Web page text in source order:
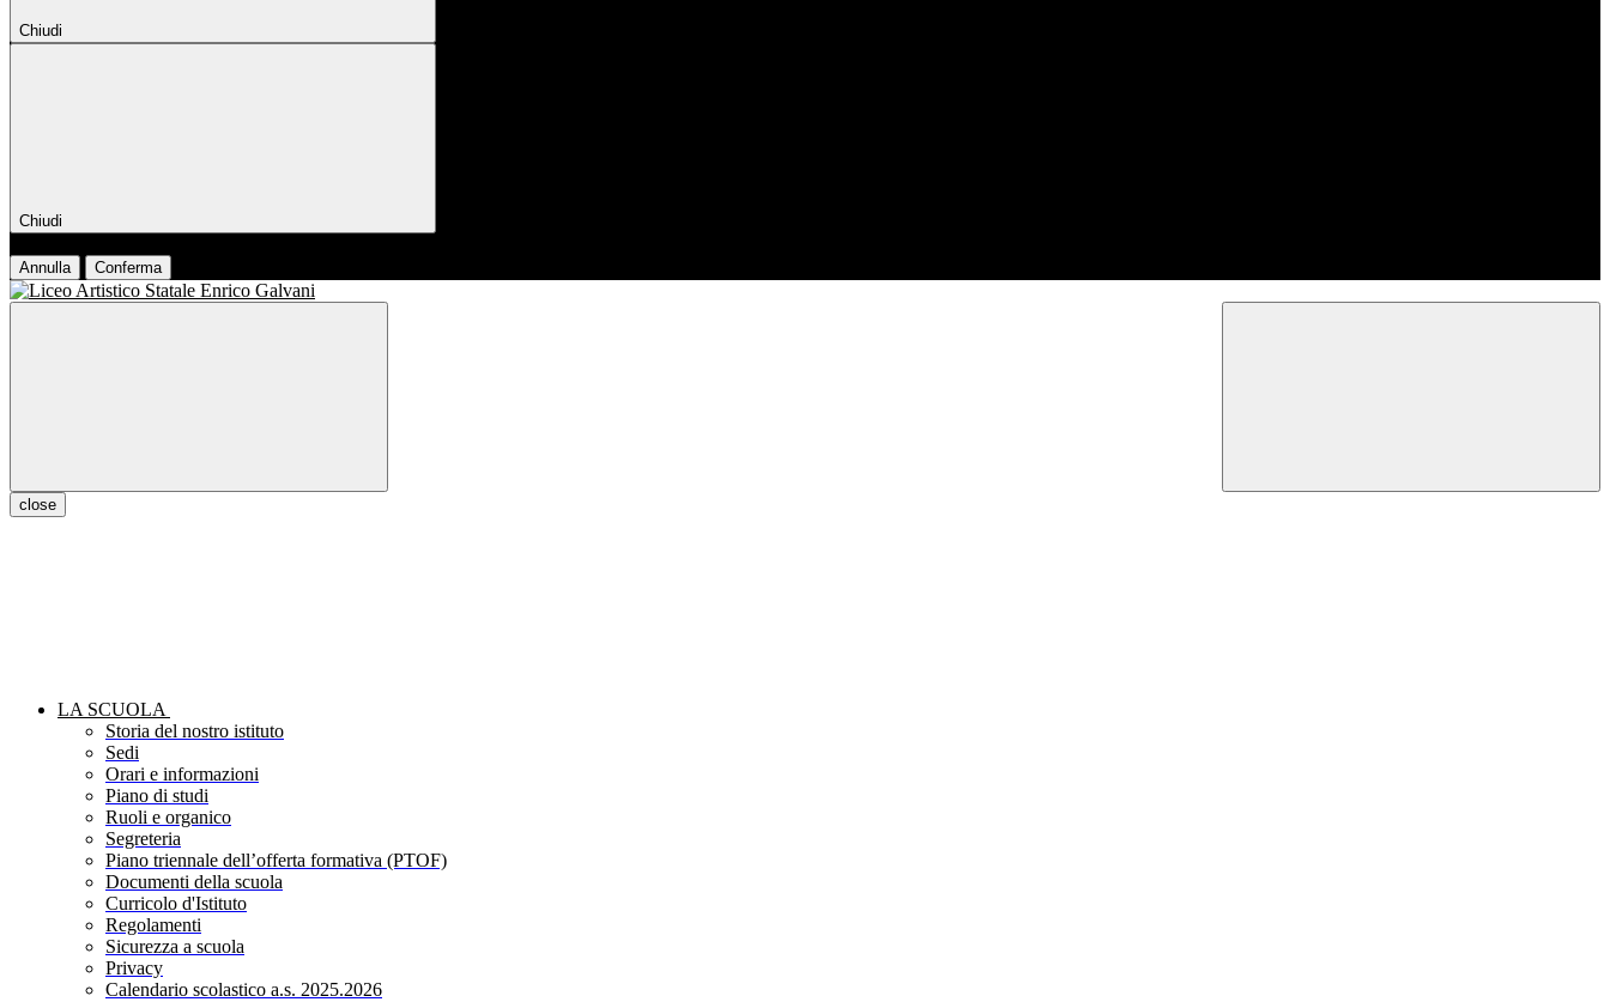
Chiudi
Chiudi
Annulla Conferma
close
LA SCUOLA
Storia del nostro istituto
Sedi
Orari e informazioni
Piano di studi
Ruoli e organico
Segreteria
Piano triennale dell’offerta formativa (PTOF)
Documenti della scuola
Curricolo d'Istituto
Regolamenti
Sicurezza a scuola
Privacy
Calendario scolastico a.s. 2025.2026